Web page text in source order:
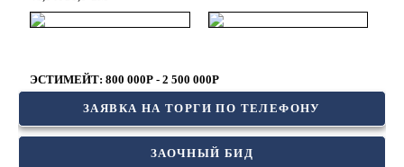
ЭСТИМЕЙТ: 800 000Р - 2 500 000Р
ЗАЯВКА НА ТОРГИ ПО ТЕЛЕФОНУ
ЗАОЧНЫЙ БИД